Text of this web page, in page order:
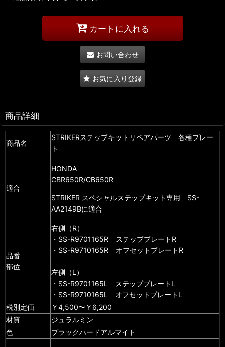
カートに入れる
お問い合わせ
お気に入り登録
商品詳細
商品名
STRIKERステップキットリペアパーツ 各種プレー
ト
適合
HONDA
CBR650R/CB650R
STRIKER スペシャルステップキット専用 SS-
AA2149Bに適合
品番
部位
右側（R）
・SS-R9701165R ステッププレートR
・SS-R9710165R オフセットプレートR
左側（L）
・SS-R9701165L ステッププレートL
・SS-R9710165L オフセットプレートL
税別定価
￥4,500〜￥6,200
材質
ジュラルミン
色
ブラックハードアルマイト